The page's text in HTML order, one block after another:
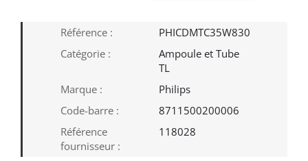
Référence :
PHICDMTC35W830
Catégorie :
Ampoule et Tube
TL
Marque :
Philips
Code-barre :
8711500200006
Référence
fournisseur :
118028